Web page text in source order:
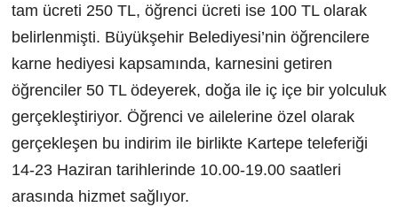
tam ücreti 250 TL, öğrenci ücreti ise 100 TL olarak
belirlenmişti. Büyükşehir Belediyesi’nin öğrencilere
karne hediyesi kapsamında, karnesini getiren
öğrenciler 50 TL ödeyerek, doğa ile iç içe bir yolculuk
gerçekleştiriyor. Öğrenci ve ailelerine özel olarak
gerçekleşen bu indirim ile birlikte Kartepe teleferiği
14-23 Haziran tarihlerinde 10.00-19.00 saatleri
arasında hizmet sağlıyor.